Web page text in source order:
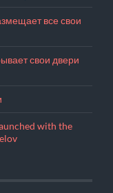
все свои
свои двери
with the